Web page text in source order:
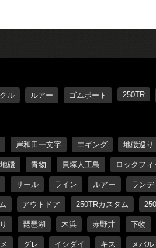
ル ルアー ゴムボート 250TR
岸和田一文字 エギング 地磯巡り
地磯 青物 貝塚人工島 ロックフィ
リール ライン ルアー ラン
アウトドア 250TRカスタム
琵琶湖 木浜 赤野井 下物
グレ イシダイ キス メバル